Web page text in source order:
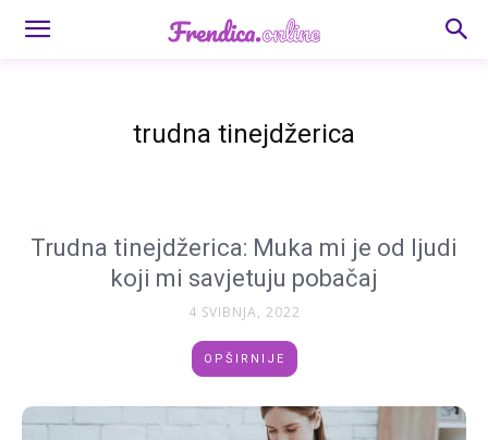
trudna tinejdžerica
Trudna tinejdžerica: Muka mi je od ljudi
koji mi savjetuju pobačaj
4 SVIBNJA, 2022
OPŠIRNIJE